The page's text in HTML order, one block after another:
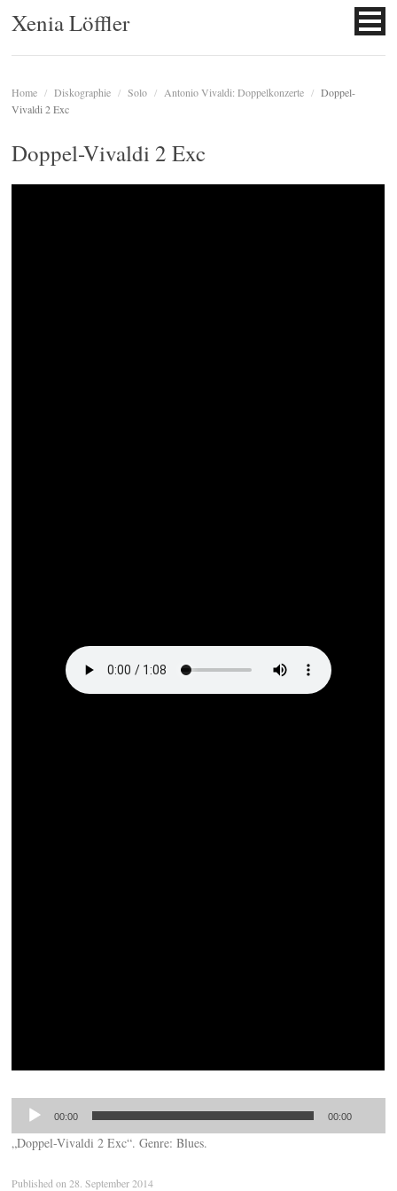
Xenia Löffler
Home / Diskographie / Solo / Antonio Vivaldi: Doppelkonzerte / Doppel-
Vivaldi 2 Exc
Doppel-Vivaldi 2 Exc
00:00 00:00
„Doppel-Vivaldi 2 Exc“. Genre: Blues.
Published on28. September 2014